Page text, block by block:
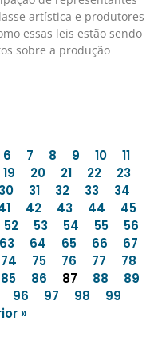
artística e produtores
essas leis estão sendo
sobre a produção
6 7 8 9 10
11
19 20 21 22
23
30 31 32 33
34
42 43 44
45
52 53 54 55
56
63 64 65 66
67
74 75 76 77
78
85 86 87 88
89
96 97 98
99
»